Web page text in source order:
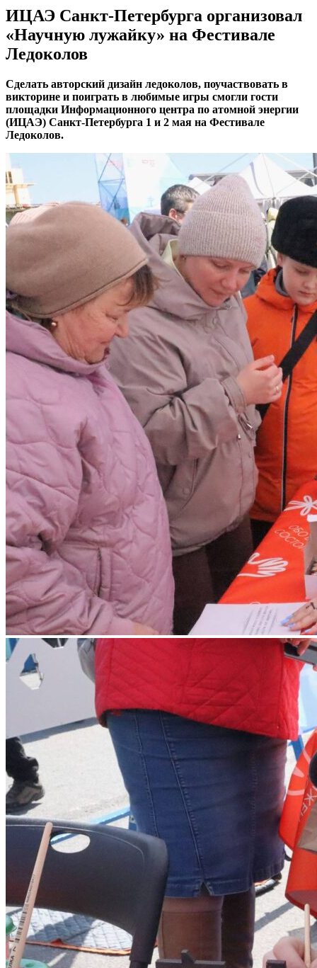
ИЦАЭ Санкт-Петербурга организовал
«Научную лужайку» на Фестивале
Ледоколов
Сделать авторский дизайн ледоколов, поучаствовать в
викторине и поиграть в любимые игры смогли гости
площадки Информационного центра по атомной энергии
(ИЦАЭ) Санкт-Петербурга 1 и 2 мая на Фестивале
Ледоколов.